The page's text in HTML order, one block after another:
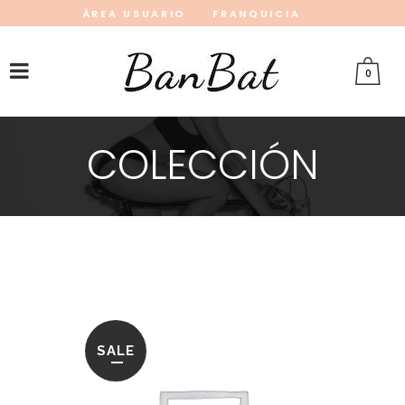
ÁREA USUARIO
FRANQUICIA
0
COLECCIÓN
SALE